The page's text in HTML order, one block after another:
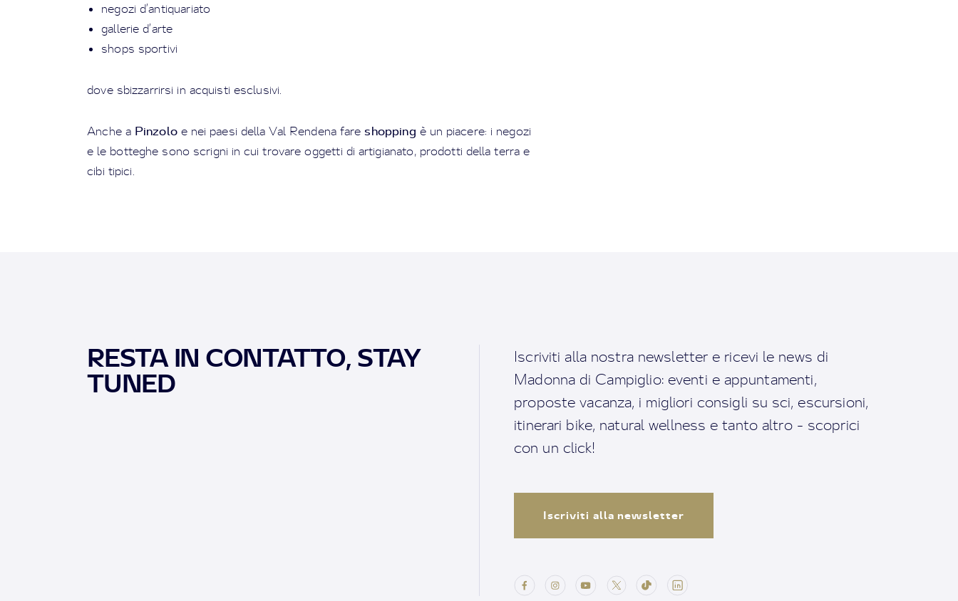
negozi d’antiquariato
gallerie d’arte
shops sportivi
dove sbizzarrirsi in acquisti esclusivi.
Anche a Pinzolo e nei paesi della Val Rendena fare shopping è un piacere: i negozi
e le botteghe sono scrigni in cui trovare oggetti di artigianato, prodotti della terra e
cibi tipici.
RESTA IN CONTATTO, STAY
TUNED
Iscriviti alla nostra newsletter e ricevi le news di
Madonna di Campiglio: eventi e appuntamenti,
proposte vacanza, i migliori consigli su sci, escursioni,
itinerari bike, natural wellness e tanto altro - scoprici
con un click!
Iscriviti alla newsletter